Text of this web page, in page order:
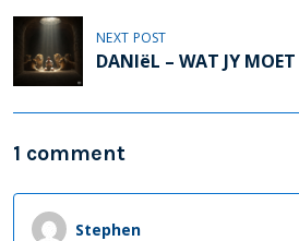
n
i
g
NEXT POST
DANIëL – WAT JY MOET
1 comment
Stephen